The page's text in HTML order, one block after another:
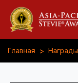
Главная > Награды